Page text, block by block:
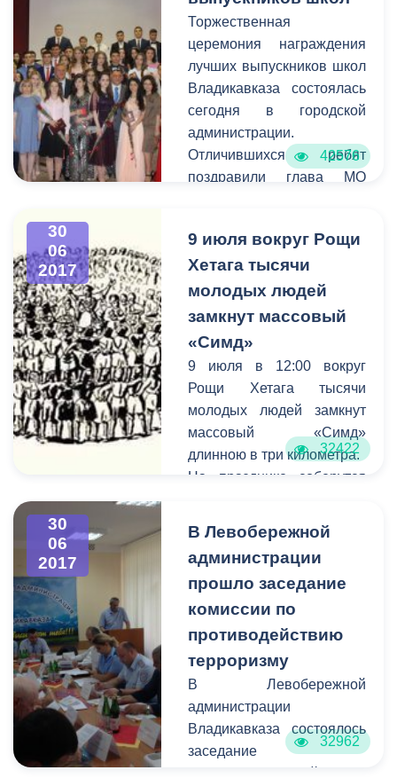
деятели нашей
республики.
Торжественная
церемония награждения
лучших выпускников школ
Владикавказа состоялась
сегодня в городской
администрации.
Отличившихся ребят
поздравили глава МО
Борис Албегов,
заместитель Министра
образования и науки РСО-
Алания Людмила
главы АМС Роман
Гозюмов, заместитель
председателя собрания
представителей Мадина
42576
30
06
2017
9 июля вокруг Рощи
Хетага тысячи
молодых людей
замкнут массовый
«Симд»
9 июля в 12:00 вокруг
Рощи Хетага тысячи
молодых людей замкнут
массовый «Симд»
длинною в три километра.
На празднике соберутся
представители
общественных
организаций. Исполнить
сакральный осетинский
танец смогут также все
присутствующие на
девушки.
Призываем всех
32422
30
06
2017
В Левобережной
администрации
прошло заседание
комиссии по
противодействию
терроризму
В Левобережной
администрации
Владикавказа состоялось
заседание
32962